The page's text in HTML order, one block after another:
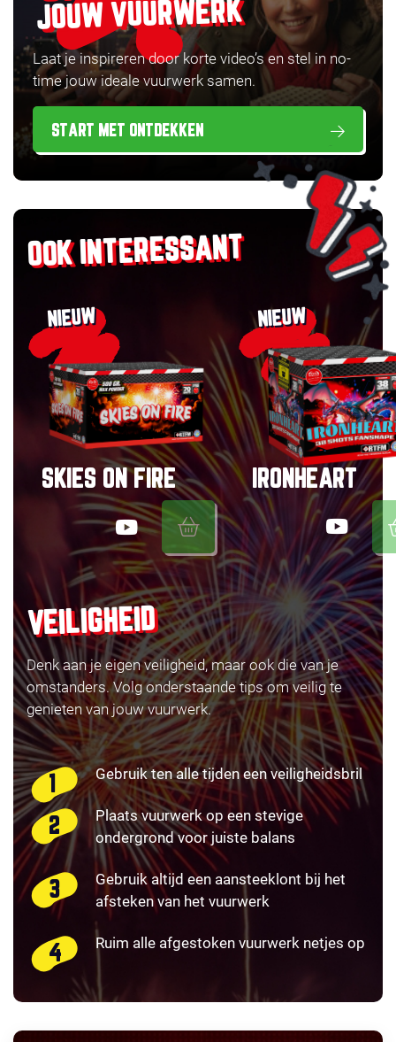
JOUW VUURWERK
Laat je inspireren door korte video’s en stel in no-
time jouw ideale vuurwerk samen.
START MET ONTDEKKEN
OOK INTERESSANT
NIEUW
SKIES ON FIRE
NIEUW
IRONHEART
VEILIGHEID
Denk aan je eigen veiligheid, maar ook die van je
omstanders. Volg onderstaande tips om veilig te
genieten van jouw vuurwerk.
Gebruik ten alle tijden een veiligheidsbril
Plaats vuurwerk op een stevige
ondergrond voor juiste balans
Gebruik altijd een aansteeklont bij het
afsteken van het vuurwerk
Ruim alle afgestoken vuurwerk netjes op